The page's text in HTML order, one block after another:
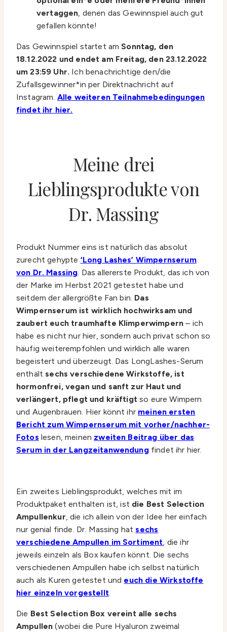
vertaggen, denen das Gewinnspiel auch gut
gefallen könnte!
Das Gewinnspiel startet amSonntag, den
18.12.2022 und endet am Freitag, den 23.12.2022
um 23:59 Uhr. Ich benachrichtige den/die
Zufallsgewinner*in per Direktnachricht auf
Instagram. Alle weiteren Teilnahmebedingungen
findet ihr hier.
Meine drei
Lieblingsprodukte von
Dr. Massing
Produkt Nummer eins ist natürlich das absolut
zurecht gehypte ‘Long Lashes’ Wimpernserum
von Dr. Massing. Das allererste Produkt, das ich von
der Marke im Herbst 2021 getestet habe und
seitdem der allergrößte Fan bin. Das
Wimpernserum ist wirklich hochwirksam und
zaubert euch traumhafte Klimperwimpern – ich
habe es nicht nur hier, sondern auch privat schon so
häufig weiterempfohlen und wirklich alle waren
begeistert und überzeugt. Das LongLashes-Serum
enthältsechs verschiedene Wirkstoffe, ist
hormonfrei, vegan und sanft zur Haut und
verlängert, pflegt und kräftigtso eure Wimpern
und Augenbrauen. Hier könnt ihr meinen ersten
Bericht zum Wimpernserum mit vorher/nachher-
Fotos lesen, meinen zweiten Beitrag über das
Serum in der Langzeitanwendungfindet ihr hier.
Ein zweites Lieblingsprodukt, welches mit im
Produktpaket enthalten ist, ist die Best Selection
Ampullenkur, die ich allein von der Idee her einfach
nur genial finde. Dr. Massing hatsechs
verschiedene Ampullen im Sortiment, die ihr
jeweils einzeln als Box kaufen könnt. Die sechs
verschiedenen Ampullen habe ich selbst natürlich
auch als Kuren getestet und euch die Wirkstoffe
hier einzeln vorgestellt.
Die Best Selection Box vereint alle sechs
Ampullen (wobei die Pure Hyaluron zweimal